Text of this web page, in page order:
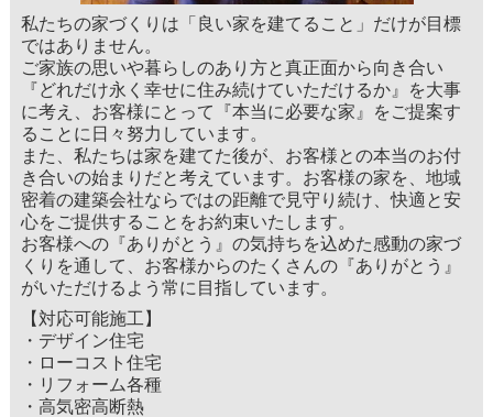
私たちの家づくりは「良い家を建てること」だけが目標
ではありません。
ご家族の思いや暮らしのあり方と真正面から向き合い
『どれだけ永く幸せに住み続けていただけるか』を大事
に考え、お客様にとって『本当に必要な家』をご提案す
ることに日々努力しています。
また、私たちは家を建てた後が、お客様との本当のお付
き合いの始まりだと考えています。お客様の家を、地域
密着の建築会社ならではの距離で見守り続け、快適と安
心をご提供することをお約束いたします。
お客様への『ありがとう』の気持ちを込めた感動の家づ
くりを通して、お客様からのたくさんの『ありがとう』
がいただけるよう常に目指しています。
【対応可能施工】
・デザイン住宅
・ローコスト住宅
・リフォーム各種
・高気密高断熱